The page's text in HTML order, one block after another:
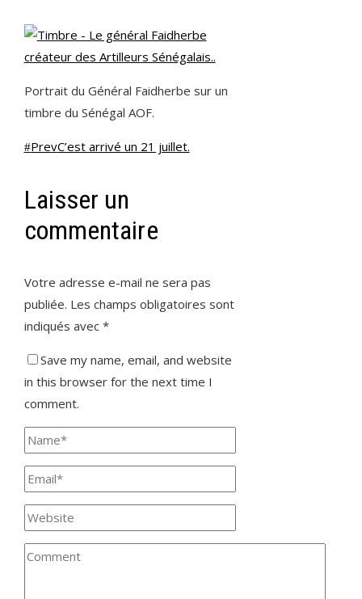
Portrait du Général Faidherbe sur un
timbre du Sénégal AOF.
PrevC’est arrivé un 21 juillet.
Laisser un
commentaire
Votre adresse e-mail ne sera pas
publiée. Les champs obligatoires sont
indiqués avec *
Save my name, email, and website
in this browser for the next time I
comment.